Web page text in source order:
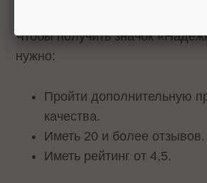
Чтобы получить значок
нужно:
Пройти дополнительную
качества.
Иметь 20 и более отзывов.
Иметь рейтинг от 4,5.